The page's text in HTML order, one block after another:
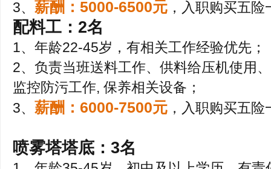
3、 薪酬：5000-6500元 ，入职购买五险
配料工：2名
1、年龄22-45岁，有相关工作经验优先；
2、负责当班送料工作、供料给压机使用
监控防污工作, 保养相关设备；
3、 薪酬：6000-7500元 ，入职购买五险
喷雾塔塔底：3名